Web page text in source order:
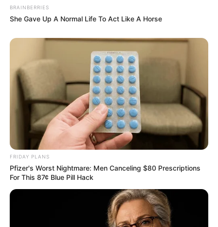
BRAINBERRIES
She Gave Up A Normal Life To Act Like A Horse
FRIDAY PLANS
Pfizer's Worst Nightmare: Men Canceling $80 Prescriptions
For This 87¢ Blue Pill Hack